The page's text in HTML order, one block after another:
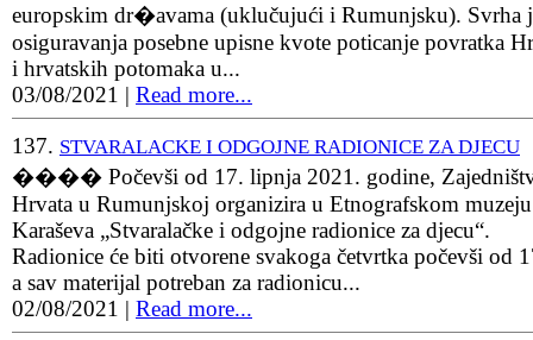
europskim dr�avama (uklučujući i Rumunjsku). Svrha
osiguravanja posebne upisne kvote poticanje povratka
i hrvatskih potomaka u...
03/08/2021 | Read more...
137. STVARALACKE I ODGOJNE RADIONICE ZA DJECU
���� Počevši od 17. lipnja 2021. godine,
Hrvata u Rumunjskoj organizira u Etnografskom
Karaševa „Stvaralačke i odgojne radionice za djecu“.
Radionice će biti otvorene svakoga četvrtka počevši od
a sav materijal potreban za radionicu...
02/08/2021 | Read more...